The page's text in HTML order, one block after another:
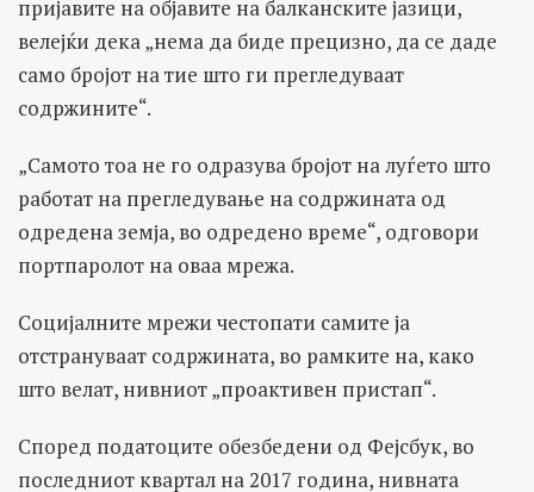
пријавите на објавите на балканските јазици,
велејќи дека „нема да биде прецизно, да се даде
само бројот на тие што ги прегледуваат
содржините“.
„Самото тоа не го одразува бројот на луѓето што
работат на прегледување на содржината од
одредена земја, во одредено време“, одговори
портпаролот на оваа мрежа.
Социјалните мрежи честопати самите ја
отстрануваат содржината, во рамките на, како
што велат, нивниот „проактивен пристап“.
Според податоците обезбедени од Фејсбук, во
последниот квартал на 2017 година, нивната